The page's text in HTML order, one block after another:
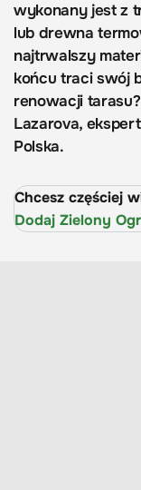
wykonany jest z
lub drewna
najtrwalszy
końcu traci swój
renowacji
Lazarova,
Polska.
Chcesz częściej
Dodaj Zielony